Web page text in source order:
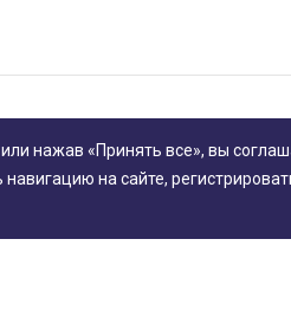
нажав «Принять все», вы
на сайте,